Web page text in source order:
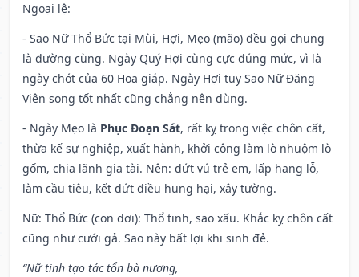
Ngoại lệ:
- Sao Nữ Thổ Bức tại Mùi, Hợi, Mẹo (mão) đều gọi chung
là đường cùng. Ngày Quý Hợi cùng cực đúng mức, vì là
ngày chót của 60 Hoa giáp. Ngày Hợi tuy Sao Nữ Đăng
Viên song tốt nhất cũng chẳng nên dùng.
- Ngày Mẹo là Phục Đoạn Sát, rất kỵ trong việc chôn cất,
thừa kế sự nghiệp, xuất hành, khởi công làm lò nhuộm lò
gốm, chia lãnh gia tài. Nên: dứt vú trẻ em, lấp hang lỗ,
làm cầu tiêu, kết dứt điều hung hại, xây tường.
Nữ: Thổ Bức (con dơi): Thổ tinh, sao xấu. Khắc kỵ chôn cất
cũng như cưới gả. Sao này bất lợi khi sinh đẻ.
“Nữ tinh tạo tác tổn bà nương,